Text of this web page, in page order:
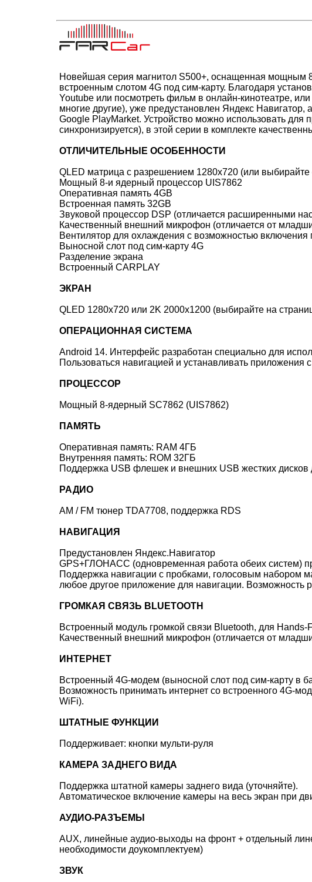
Новейшая серия магнитол S500+, оснащенная мощным
встроенным слотом 4G под сим-карту. Благодаря
Youtube или посмотреть фильм в онлайн-кинотеатре,
многие другие), уже предустановлен Яндекс
Google PlayMarket. Устройство можно использовать
синхронизируется), в этой серии в комплекте
ОТЛИЧИТЕЛЬНЫЕ ОСОБЕННОСТИ
QLED матрица с разрешением 1280x720 (или
Мощный 8-и ядерный процессор UIS7862
Оперативная память 4GB
Встроенная память 32GB
Звуковой процессор DSP (отличается расширенными
Качественный внешний микрофон (отличается от
Вентилятор для охлаждения с возможностью включения
Выносной слот под сим-карту 4G
Разделение экрана
Встроенный CARPLAY
ЭКРАН
QLED 1280x720 или 2K 2000x1200 (выбирайте на
ОПЕРАЦИОННАЯ СИСТЕМА
Android 14. Интерфейс разработан специально для
Пользоваться навигацией и устанавливать
ПРОЦЕССОР
Мощный 8-ядерный SC7862 (UIS7862)
ПАМЯТЬ
Оперативная память: RAM 4ГБ
Внутренняя память: ROM 32ГБ
Поддержка USB флешек и внешних USB жестких дисков
РАДИО
AM / FM тюнер TDA7708, поддержка RDS
НАВИГАЦИЯ
Предустановлен Яндекс.Навигатор
GPS+ГЛОНАСС (одновременная работа обеих систем)
Поддержка навигации с пробками, голосовым набором
любое другое приложение для навигации. Возможность
ГРОМКАЯ СВЯЗЬ BLUETOOTH
Встроенный модуль громкой связи Bluetooth, для Hands-
Качественный внешний микрофон (отличается от
ИНТЕРНЕТ
Встроенный 4G-модем (выносной слот под сим-карту в
Возможность принимать интернет со встроенного 4G-
WiFi).
ШТАТНЫЕ ФУНКЦИИ
Поддерживает: кнопки мульти-руля
КАМЕРА ЗАДНЕГО ВИДА
Поддержка штатной камеры заднего вида (уточняйте).
Автоматическое включение камеры на весь экран при
АУДИО-РАЗЪЕМЫ
AUX, линейные аудио-выходы на фронт + отдельный
необходимости доукомплектуем)
ЗВУК